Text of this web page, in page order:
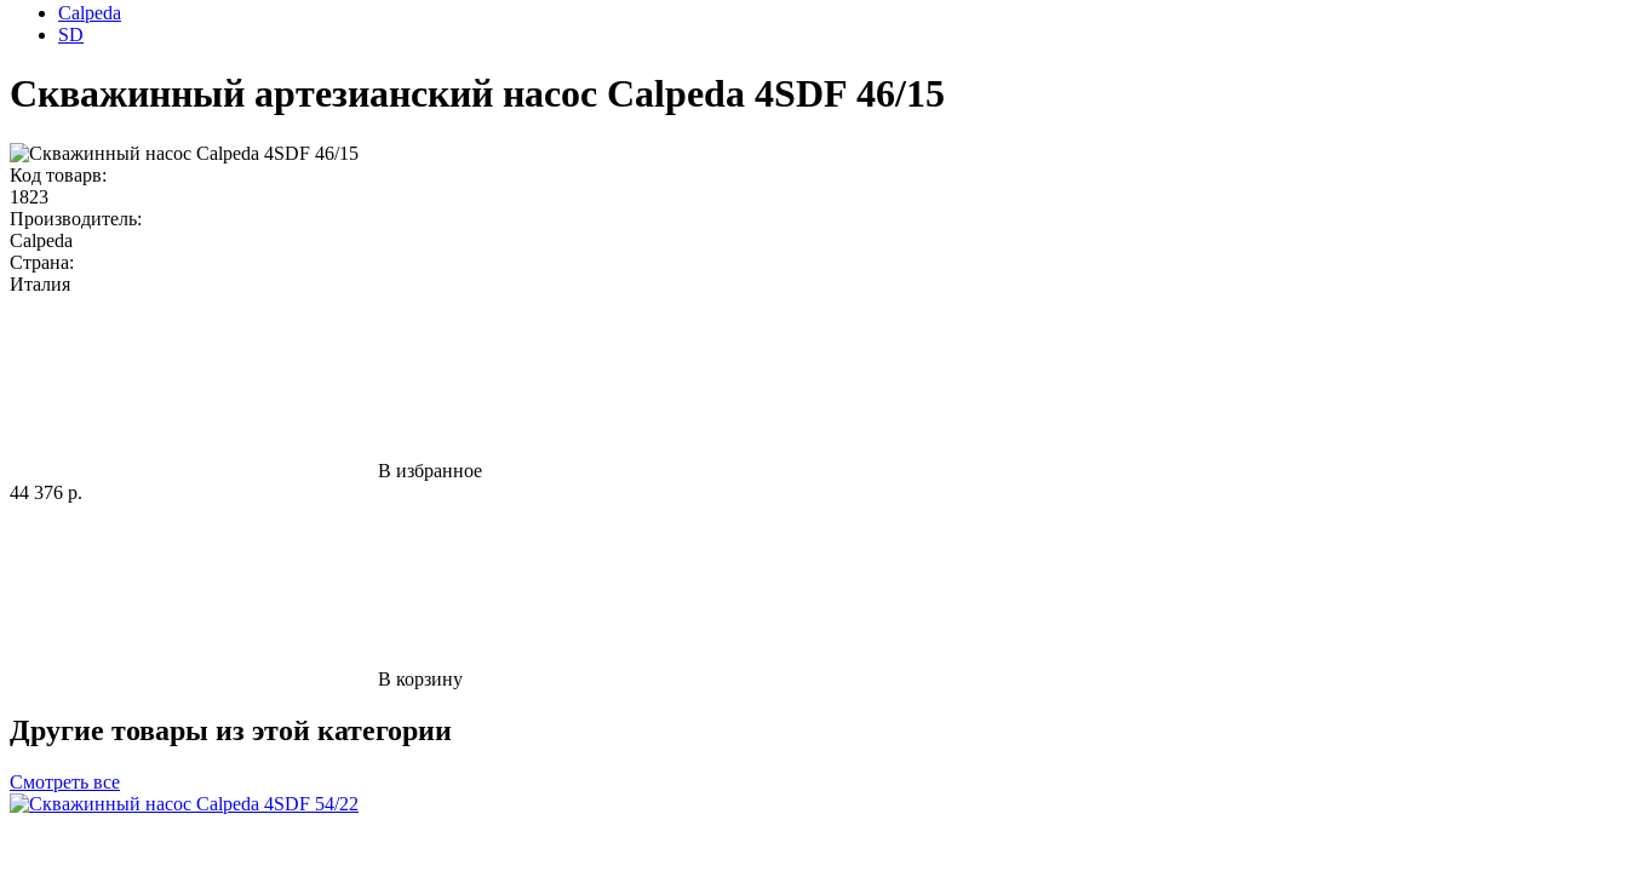
Calpeda
SD
Скважинный артезианский насос Calpeda 4SDF 46/15
Код товарв:
1823
Производитель:
Calpeda
Страна:
Италия
В избранное
44 376 р.
В корзину
Другие товары из этой категории
Смотреть все